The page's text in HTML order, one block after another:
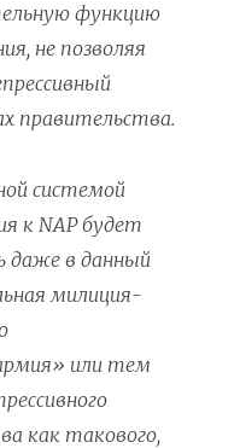
функцию
не позволяя
правительства.
системой
к NAP будет
даже в данный
милиция-
или тем
как такового,